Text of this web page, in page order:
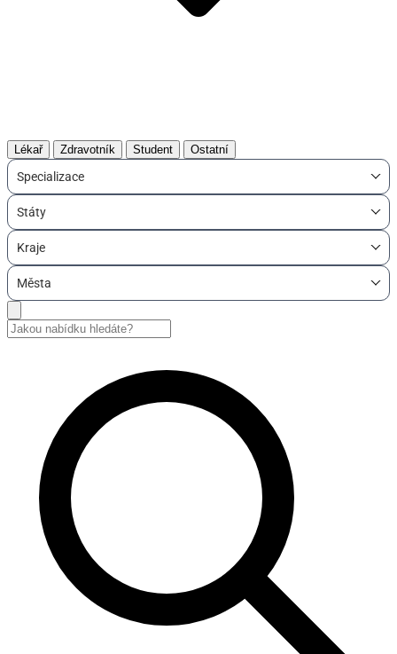
Lékař Zdravotník Student Ostatní
Specializace
Státy
Kraje
Města